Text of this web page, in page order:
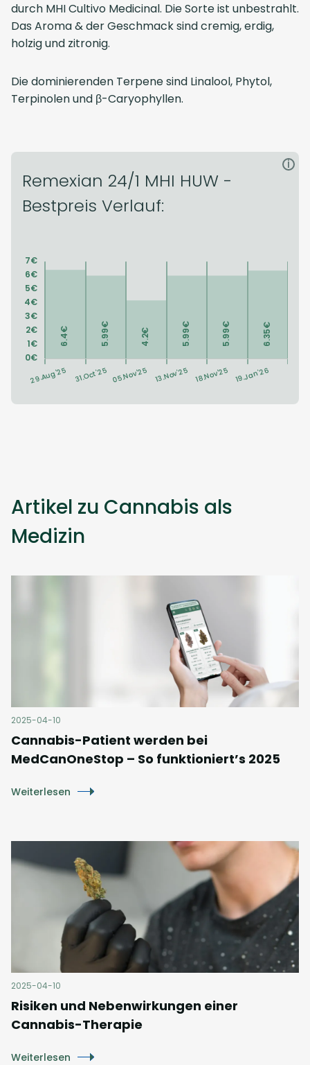
durch MHI Cultivo Medicinal. Die Sorte ist unbestrahlt.
Das Aroma & der Geschmack sind cremig, erdig,
holzig und zitronig.
Die dominierenden Terpene sind Linalool, Phytol,
Terpinolen und β-Caryophyllen.
Remexian 24/1 MHI HUW -
Bestpreis Verlauf:
i
Artikel zu Cannabis als
Medizin
2025-04-10
Cannabis-Patient werden bei
MedCanOneStop – So funktioniert’s 2025
Weiterlesen
2025-04-10
Risiken und Nebenwirkungen einer
Cannabis-Therapie
Weiterlesen